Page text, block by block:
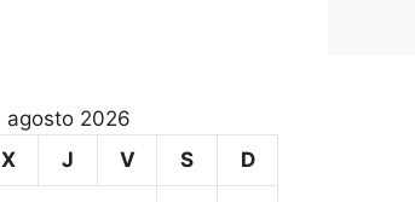
agosto 2026
X J V S D